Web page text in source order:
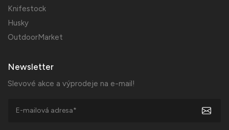
Knifestock
Husky
OutdoorMarket
Newsletter
Slevové akce a výprodeje na e-mail!